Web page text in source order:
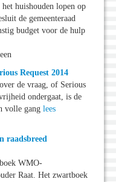
huishouden lopen op
de gemeenteraad
budget voor de hulp
Request 2014
de vraag, of Serious
ondergaat, is de
volle gang lees
raadsbreed
WMO-
Raat. Het zwartboek